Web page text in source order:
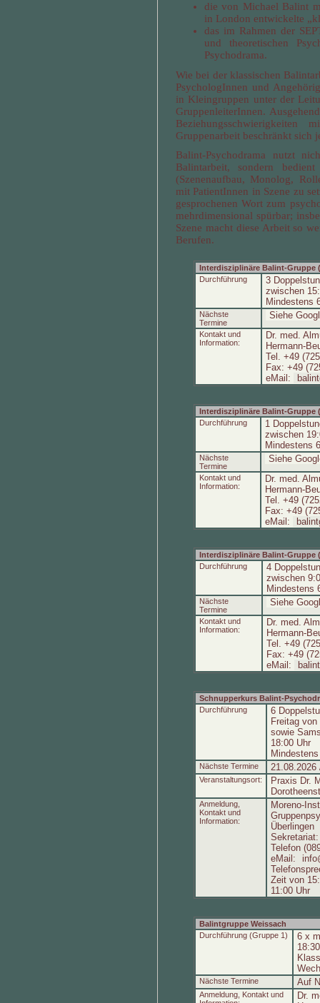
die von Michael Balint
in London entwickelte
das im Rahmen der
und theoretischen
Psychodrama.
Wie bei der klassischen
PsychologInnen und
in Kleingruppen unter der
GruppenleiterInnen.
Beziehungsschwierigkeiten
Gruppenarbeit beschränkt sich
Balint-Psychodrama nutzt
Balintarbeit, sondern
(Szenenaufbau, Monolog,
mit PatientInnen in Szene zu
gesprochenen Wort zum
mehrdimensional spürbar;
Szene macht diese Arbeit so
Berufen.
Interdisziplinäre Balint-Gruppe
Durchführung
3
zwischen
Mindestens
Nächste
Termine
Siehe
Kontakt und
Information:
Dr. med.
Hermann-
Tel. +49
Fax: +49
eMail:
Interdisziplinäre Balint-Gruppe
Durchführung
1
zwischen
Mindestens
Nächste
Termine
Siehe
Kontakt und
Information:
Dr. med.
Hermann-
Tel. +49
Fax: +49
eMail:
Interdisziplinäre Balint-Gruppe
Durchführung
4
zwischen
Mindestens
Nächste
Termine
Siehe
Kontakt und
Information:
Dr. med.
Hermann-
Tel. +49
Fax: +49
eMail:
Schnupperkurs Balint-
Durchführung
6
Freitag
sowie
18:00 Uhr
Nächste Termine 21.08.2026
Veranstaltungsort:
Praxis Dr.
Anmeldung,
Kontakt und
Information:
Moreno-
Überlingen
Telefon
eMail:
Zeit von
11:00 Uhr
Balintgruppe Weissach
Durchführung (Gruppe 1)
6 x
Nächste Termine Auf
Anmeldung, Kontakt und
Dr.